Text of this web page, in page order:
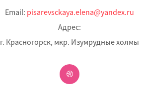
Email: pisarevsckaya.elena@yandex.ru
Адрес:
г. Красногорск, мкр. Изумрудные холмы